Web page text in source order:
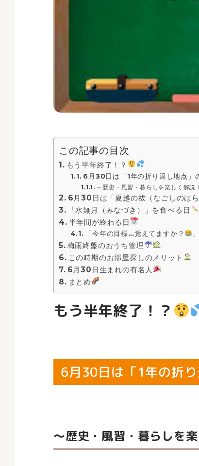
この記事の目次
もう半年終了！？
6月30日は「1年の折り返し地点」
～歴史・風習・暮らしを楽しく解説
6月30日は「夏越の祓（なごしのはら
「水無月（みなづき）」を食べる日
半年間が終わる日
「今年の目標…覚えてますか？ 」
梅雨終盤のおうち管理
この時期のお部屋探しのメリット
6月30日生まれの有名人
まとめ
もう半年終了！？
6月30日は「1年の折
～歴史・風習・暮らしを